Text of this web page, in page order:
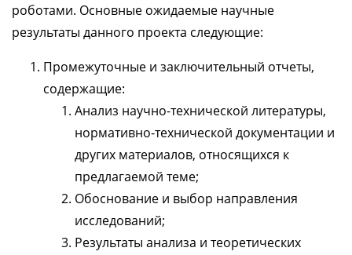
роботами. Основные ожидаемые научные
результаты данного проекта следующие:
Промежуточные и заключительный отчеты,
содержащие:
Анализ научно-технической литературы,
нормативно-технической документации и
других материалов, относящихся к
предлагаемой теме;
Обоснование и выбор направления
исследований;
Результаты анализа и теоретических